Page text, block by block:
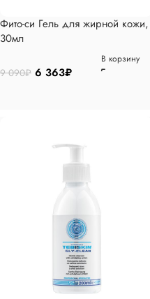
Фито-си Гель для жирной кожи,
30мл
9 090₽ 6 363₽
В корзину